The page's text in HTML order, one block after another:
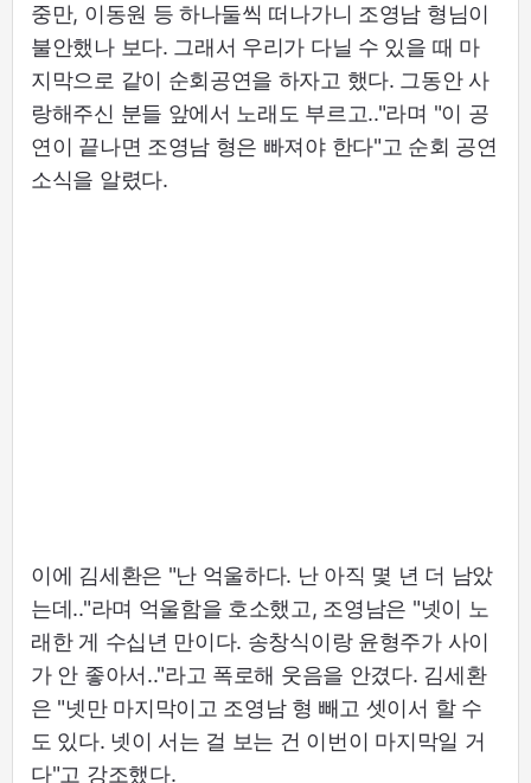
중만, 이동원 등 하나둘씩 떠나가니 조영남 형님이
불안했나 보다. 그래서 우리가 다닐 수 있을 때 마
지막으로 같이 순회공연을 하자고 했다. 그동안 사
랑해주신 분들 앞에서 노래도 부르고.."라며 "이 공
연이 끝나면 조영남 형은 빠져야 한다"고 순회 공연
소식을 알렸다.
이에 김세환은 "난 억울하다. 난 아직 몇 년 더 남았
는데.."라며 억울함을 호소했고, 조영남은 "넷이 노
래한 게 수십년 만이다. 송창식이랑 윤형주가 사이
가 안 좋아서.."라고 폭로해 웃음을 안겼다. 김세환
은 "넷만 마지막이고 조영남 형 빼고 셋이서 할 수
도 있다. 넷이 서는 걸 보는 건 이번이 마지막일 거
다"고 강조했다.